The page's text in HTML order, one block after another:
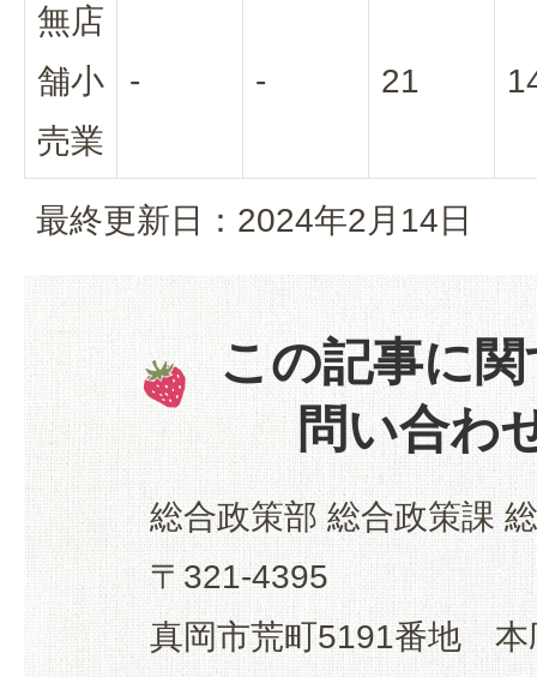
無店
舗小
売業
- - 21
最終更新日：2024年2月14日
この記事に
問い合わ
総合政策部 総合政策課
〒321-4395
真岡市荒町5191番地 本